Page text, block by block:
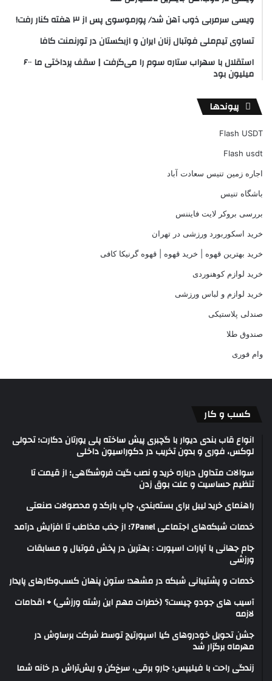
ویسی سرمربی ذوب آهن شد/ پورموسوی پس از ۳ هفته کنار رفت!
تساوی تیم‌ملی فوتبال زنان ایران و ازبکستان در تورنمنت کافا
استقلال با سهراب ستاره سوم را می‌گرفت | سقف پرداختی ما ۶۰۰
میلیون بود
پیوندها
Flash USDT
Flash usdt
اجاره زمین تنیس سعادت آباد
باشگاه تنیس
بررسی بروکر لایت فایننس
خرید اسکوربورد ورزشی در تهران
خرید بهترین قهوه | خرید قهوه | قهوه گرنیکا کافی
خرید لوازم کوهنوردی
خرید لوازم و لباس ورزشی
صندلی پلاستیکی
صندوق طلا
وام فوری
کسب و کار
انواع قاب بندی دیوار با گچبری پیش ساخته پلی یورتان دکارت؛ تحولی
لوکس، فوری و بدون تخریب در دکوراسیون داخلی
سوالات متداول درباره خرید و نصب گیت فروشگاهی؛ از قیمت تا
تنظیم حساسیت و علت بوق زدن
راهنمای خرید لیبل برای بسته‌بندی، چاپ بارکد و محصولات صنعتی
خدمات شبکه‌های اجتماعی 7Panel؛ از جذب مخاطب تا افزایش درآمد
جام جهانی با آپارات اسپورت : بهترین در پخش فوتبال و مسابقات
ورزشی
خدمات و پشتیبانی شبکه در مشهد؛ ستون پنهان کسب‌وکارهای پایدار
آسیب های جودو چیست؟ (خطرات مهم این رشته ورزشی) + اقدامات
لازمه
جشن تحویل خودروهای کیا اسپورتیج توسط شرکت برساوش در
مهرماه برگزار شد
زندگی راحت با فیلیپس؛ جارو برقی، سرخ‌کن و ریش‌تراش در خانه شما